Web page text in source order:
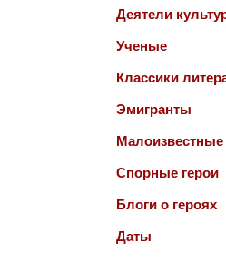
Деятели
Ученые
Классики
Эмигранты
Малоизвестные
Спорные герои
Блоги о героях
Даты